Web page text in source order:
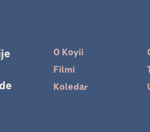
O Koyii
Filmi
Koledar